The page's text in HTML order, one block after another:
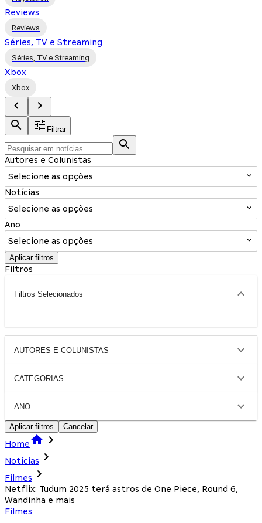
Reviews
Reviews
Séries, TV e Streaming
Séries, TV e Streaming
Xbox
Xbox
Filtrar
Autores e Colunistas
Selecione as opções
Notícias
Selecione as opções
Ano
Selecione as opções
Aplicar filtros
Filtros
Filtros Selecionados
AUTORES E COLUNISTAS
CATEGORIAS
ANO
Aplicar filtros Cancelar
Home
Notícias
Filmes
Netflix: Tudum 2025 terá astros de One Piece, Round 6,
Wandinha e mais
Filmes